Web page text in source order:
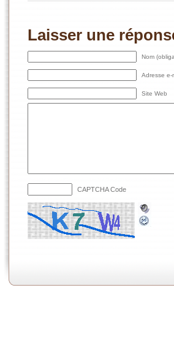
Laisser une
Nom
Adresse e-
Site Web
CAPTCHA Code